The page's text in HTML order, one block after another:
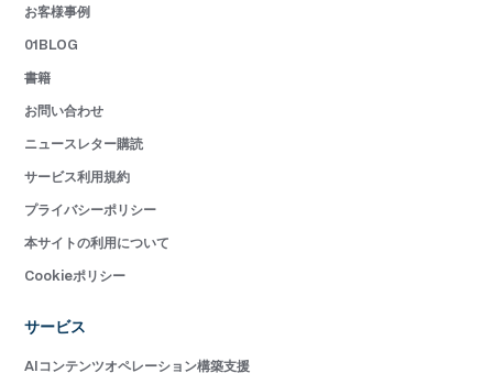
お客様事例
01BLOG
書籍
お問い合わせ
ニュースレター購読
サービス利用規約
プライバシーポリシー
本サイトの利用について
Cookieポリシー
サービス
AIコンテンツオペレーション構築支援